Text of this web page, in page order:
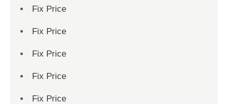
Fix Price
Fix Price
Fix Price
Fix Price
Fix Price